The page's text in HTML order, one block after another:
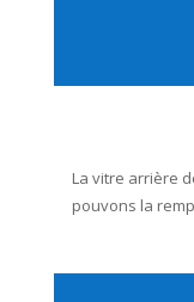
La vitre arrière
pouvons la